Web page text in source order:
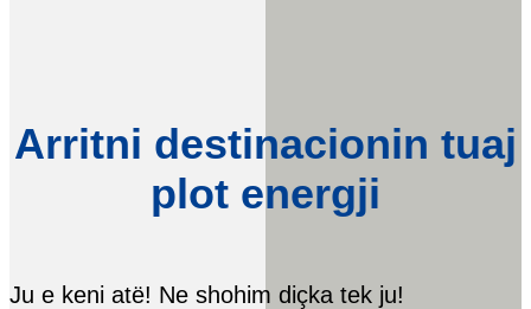
Arritni destinacionin tuaj
plot energji
Ju e keni atë! Ne shohim diçka tek ju!